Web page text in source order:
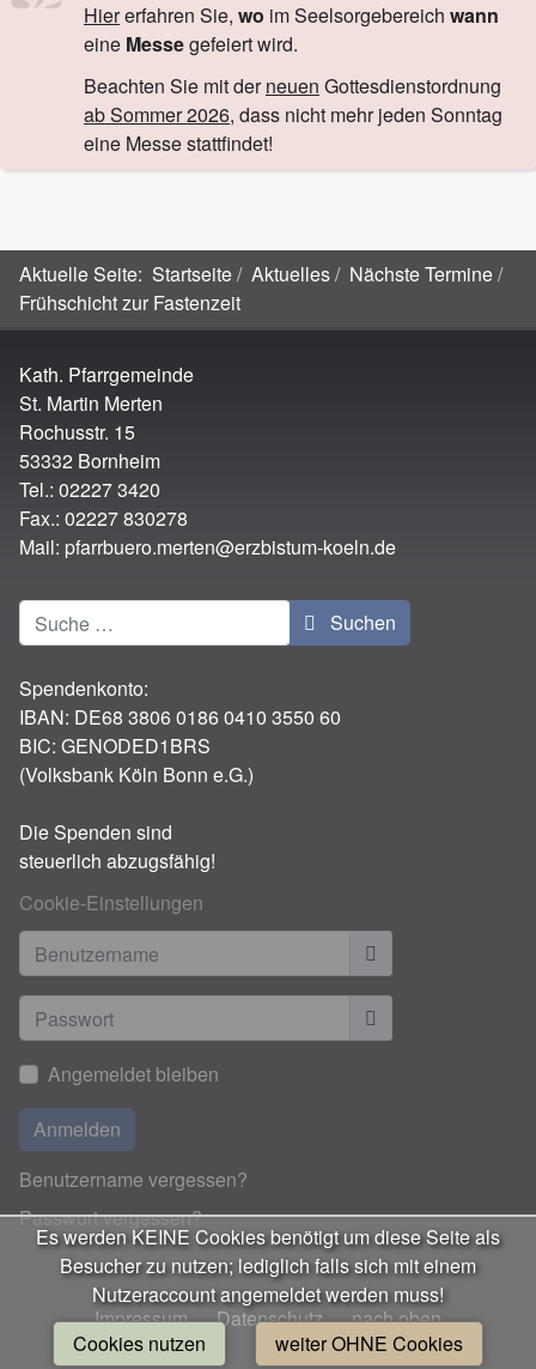
Hiererfahren Sie, wo im Seelsorgebereich wann
eine Messegefeiert wird.
Beachten Sie mit derneuen Gottesdienstordnung
ab Sommer 2026, dass nicht mehr jeden Sonntag
eine Messe stattfindet!
Aktuelle Seite: Startseite Aktuelles
Nächste Termine
Frühschicht zur Fastenzeit
Kath. Pfarrgemeinde
St. Martin Merten
Rochusstr. 15
53332 Bornheim
Tel.: 02227 3420
Fax.: 02227 830278
Mail: pfarrbuero.merten@erzbistum-koeln.de
Suchen Suchen
Spendenkonto:
IBAN: DE68 3806 0186 0410 3550 60
BIC: GENODED1BRS
(Volksbank Köln Bonn e.G.)
Die Spenden sind
steuerlich abzugsfähig!
Cookie-Einstellungen
Benutzername
Anzeigen
Angemeldet bleiben
Anmelden
Benutzername vergessen?
Passwort vergessen?
Impressum Datenschutz nach oben
Es werden KEINE Cookies benötigt um diese Seite als
Besucher zu nutzen; lediglich falls sich mit einem
Nutzeraccount angemeldet werden muss!
Cookies nutzen
weiter OHNE Cookies